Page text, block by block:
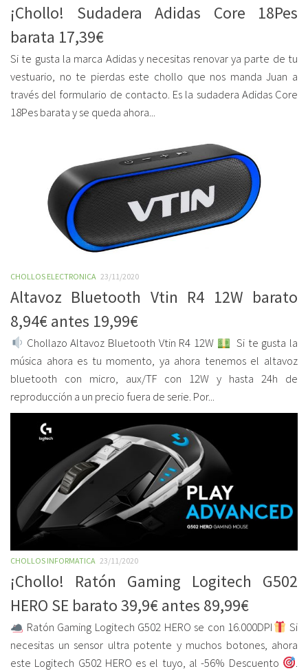
¡Chollo! Sudadera Adidas Core 18Pes
barata 17,39€
Si te gusta la marca Adidas y necesitas renovar ya parte de tu
vestuario, no te pierdas este chollo que nos manda Juan a
través del formulario de contacto. Es la sudadera Adidas Core
18Pes barata y se queda ahora...
CHOLLOS ELECTRONICA 23/11/2020
Altavoz Bluetooth Vtin R4 12W barato
8,94€ antes 19,99€
Chollazo Altavoz Bluetooth Vtin R4 12W
Si te gusta la
música ahora es tu momento, ya ahora tenemos el altavoz
bluetooth con micro, aux/TF con 12W y hasta 24h de
reproducción a un precio fuera de serie. Por...
CHOLLOS INFORMATICA 23/11/2020
¡Chollo! Ratón Gaming Logitech G502
HERO SE barato 39,9€ antes 89,99€
Ratón Gaming Logitech G502 HERO se con 16.000DPI
Si
necesitas un sensor ultra potente y muchos botones, ahora
este Logitech G502 HERO es el tuyo, al -56% Descuento
.